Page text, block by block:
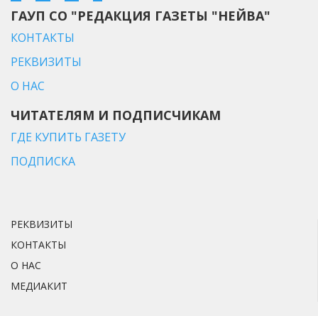
ГАУП СО "РЕДАКЦИЯ ГАЗЕТЫ "НЕЙВА"
КОНТАКТЫ
РЕКВИЗИТЫ
О НАС
ЧИТАТЕЛЯМ И ПОДПИСЧИКАМ
ГДЕ КУПИТЬ ГАЗЕТУ
ПОДПИСКА
РЕКВИЗИТЫ
КОНТАКТЫ
О НАС
МЕДИАКИТ